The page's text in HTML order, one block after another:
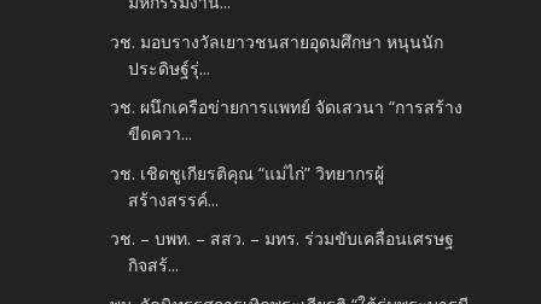
วช. มอบรางวัลเยาวชนสายอุดมศึกษา หนุนนัก
ประดิษฐ์รุ่...
วช. ผนึกเครือข่ายการแพทย์ จัดเสวนา “การสร้าง
ขีดควา...
วช. เชิดชูเกียรติคุณ “แม่ไก่” วิทยากรผู้
สร้างสรรค์...
วช. – บพท. – สสว. – มทร. ร่วมขับเคลื่อนเศรษฐ
กิจสร้...